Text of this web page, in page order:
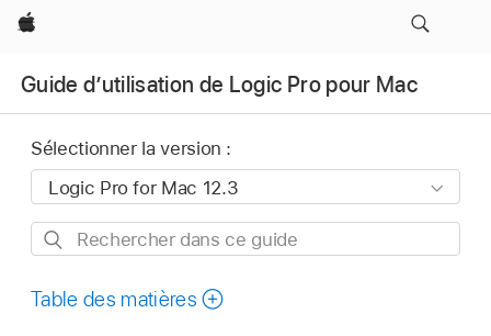
Apple
Guide d’utilisation de Logic Pro pour Mac
Sélectionner la version :
Rechercher
ce
Table des matières